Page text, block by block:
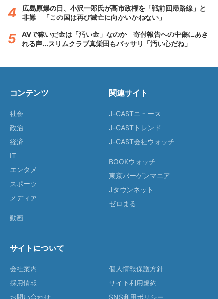
広島原爆の日、小沢一郎氏が高市政権を「戦前回帰路線」と
非難 「この国は再び滅亡に向かいかねない」
AVで稼いだ金は「汚い金」なのか 寄付報告への中傷にあき
れる声...スリムクラブ真栄田もバッサリ「汚い心だね」
コンテンツ
社会
政治
経済
IT
エンタメ
スポーツ
メディア
動画
関連サイト
J-CASTニュース
J-CASTトレンド
J-CAST会社ウォッチ
BOOKウォッチ
東京バーゲンマニア
Jタウンネット
ゼロまる
サイトについて
会社案内
採用情報
お問い合わせ
個人情報保護方針
サイト利用規約
SNS利用ポリシー